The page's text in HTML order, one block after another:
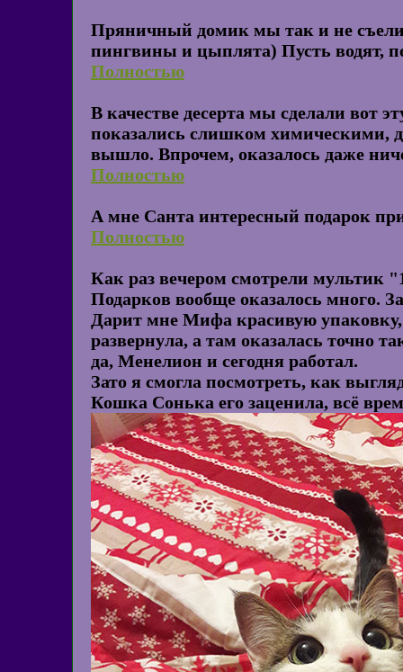
Пряничный домик мы так и не
пингвины и цыплята) Пусть водят,
Полностью
В качестве десерта мы сделали вот
показались слишком химическими,
вышло. Впрочем, оказалось даже
Полностью
А мне Санта интересный подарок
Полностью
Как раз вечером смотрели мультик
Подарков вообще оказалось много.
Дарит мне Мифа красивую
развернула, а там оказалась точно
да, Менелион и сегодня работал.
Зато я смогла посмотреть, как
Кошка Сонька его заценила, всё